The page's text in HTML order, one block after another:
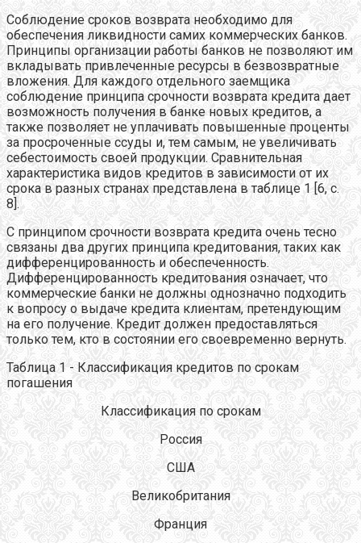
Соблюдение сроков возврата необходимо для
обеспечения ликвидности самих коммерческих банков.
Принципы организации работы банков не позволяют им
вкладывать привлеченные ресурсы в безвозвратные
вложения. Для каждого отдельного заемщика
соблюдение принципа срочности возврата кредита дает
возможность получения в банке новых кредитов, а
также позволяет не уплачивать повышенные проценты
за просроченные ссуды и, тем самым, не увеличивать
себестоимость своей продукции. Сравнительная
характеристика видов кредитов в зависимости от их
срока в разных странах представлена в таблице 1 [6, с.
8].
С принципом срочности возврата кредита очень тесно
связаны два других принципа кредитования, таких как
дифференцированность и обеспеченность.
Дифференцированность кредитования означает, что
коммерческие банки не должны однозначно подходить
к вопросу о выдаче кредита клиентам, претендующим
на его получение. Кредит должен предоставляться
только тем, кто в состоянии его своевременно вернуть.
Таблица 1 - Классификация кредитов по срокам
погашения
Классификация по срокам
Россия
США
Великобритания
Франция